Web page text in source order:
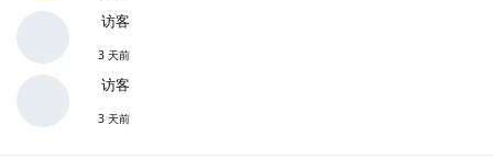
访客
3 天前
访客
3 天前